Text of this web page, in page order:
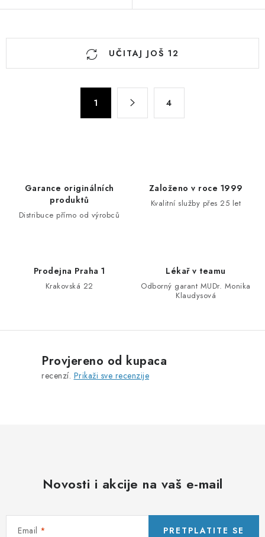
K
UČITAJ JOŠ 12
1 4
Garance originálních
produktů
Distribuce přímo od výrobců
Založeno v roce 1999
Kvalitní služby přes 25 let
Prodejna Praha 1
Krakovská 22
Lékař v teamu
Odborný garant MUDr. Monika
Klaudysová
Provjereno od kupaca
recenzí. Prikaži sve recenzije
Novosti i akcije na vaš e-mail
Email PRETPLATITE SE